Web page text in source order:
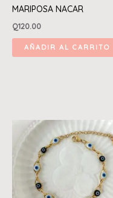
MARIPOSA NACAR
Q120.00
AÑADIR AL CARRITO